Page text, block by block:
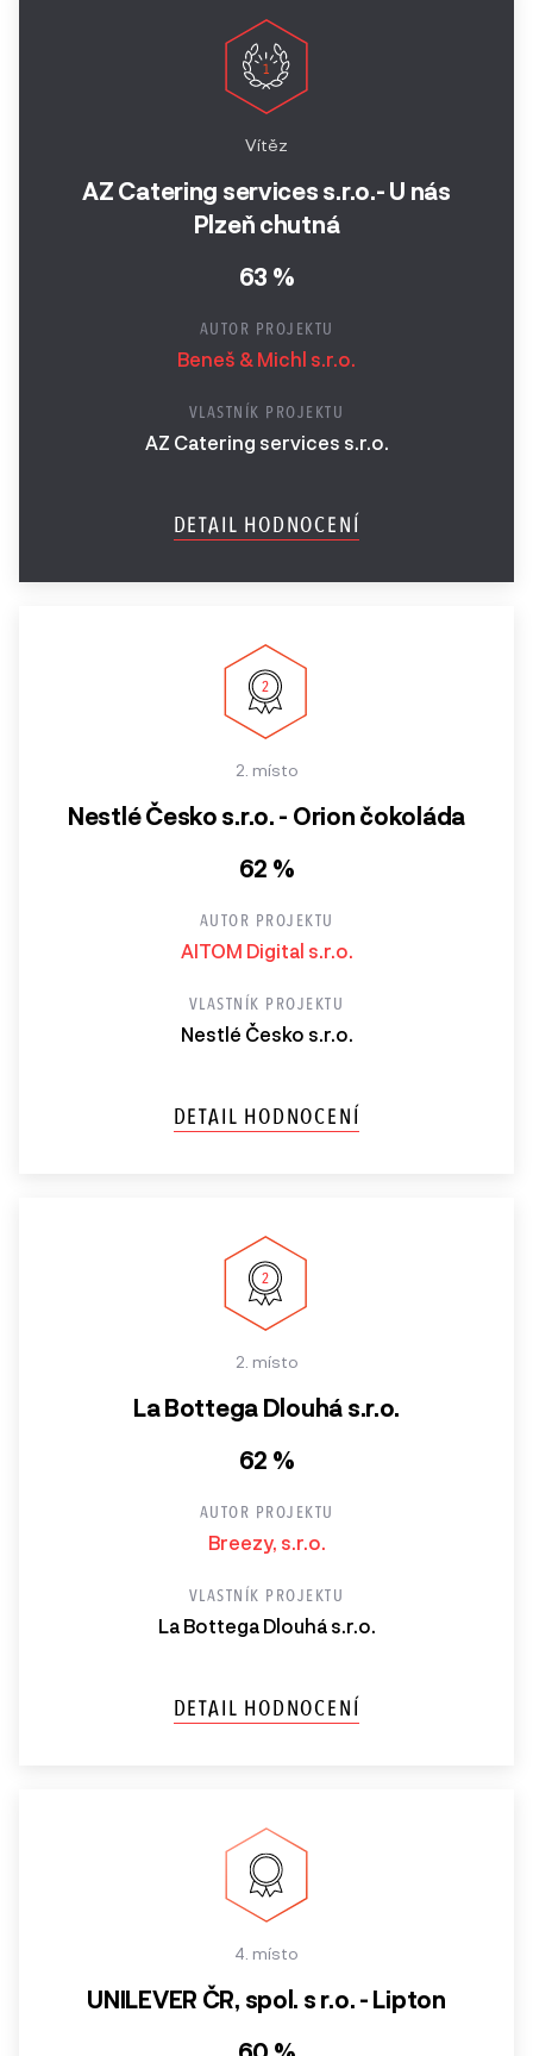
Vítěz
AZ Catering services s.r.o.- U nás
Plzeň chutná
63 %
AUTOR PROJEKTU
Beneš & Michl s.r.o.
VLASTNÍK PROJEKTU
AZ Catering services s.r.o.
DETAIL HODNOCENÍ
2. místo
Nestlé Česko s.r.o. - Orion čokoláda
62 %
AUTOR PROJEKTU
AITOM Digital s.r.o.
VLASTNÍK PROJEKTU
Nestlé Česko s.r.o.
DETAIL HODNOCENÍ
2. místo
La Bottega Dlouhá s.r.o.
62 %
AUTOR PROJEKTU
Breezy, s.r.o.
VLASTNÍK PROJEKTU
La Bottega Dlouhá s.r.o.
DETAIL HODNOCENÍ
4. místo
UNILEVER ČR, spol. s r.o. - Lipton